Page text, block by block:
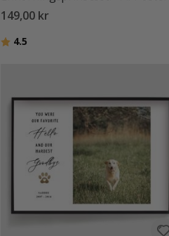
149,00 kr
Betyg:
4.5